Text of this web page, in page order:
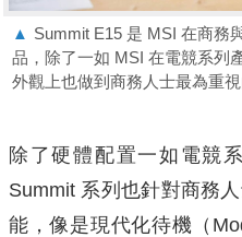
▲ Summit E15 是 MSI 在商務
品，除了一如 MSI 在電競系列
外觀上也做到商務人士最為重視
除了硬體配置一如電競
Summit 系列也針對商務
能，像是現代化待機（